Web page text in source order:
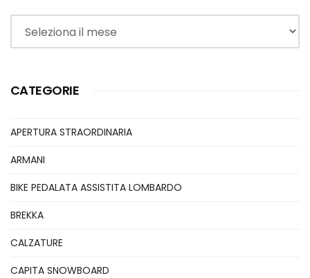
Archivi
CATEGORIE
APERTURA STRAORDINARIA
ARMANI
BIKE PEDALATA ASSISTITA LOMBARDO
BREKKA
CALZATURE
CAPITA SNOWBOARD